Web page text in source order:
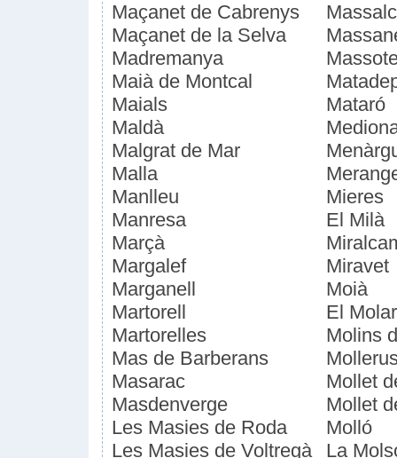
Maçanet de Cabrenys
Maçanet de la Selva
Madremanya
Maià de Montcal
Maials
Maldà
Malgrat de Mar
Malla
Manlleu
Manresa
Marçà
Margalef
Marganell
Martorell
Martorelles
Mas de Barberans
Masarac
Masdenverge
Les Masies de Roda
Les Masies de Voltregà
Mataró
Mieres
El Milà
Miravet
Moià
El Molar
Molins
Mollet
Mollet
Molló
La